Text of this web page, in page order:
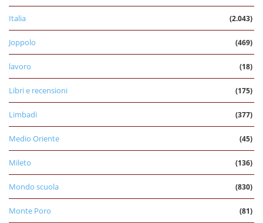
Italia (2.043)
Joppolo (469)
lavoro (18)
Libri e recensioni (175)
Limbadi (377)
Medio Oriente (45)
Mileto (136)
Mondo scuola (830)
Monte Poro (81)